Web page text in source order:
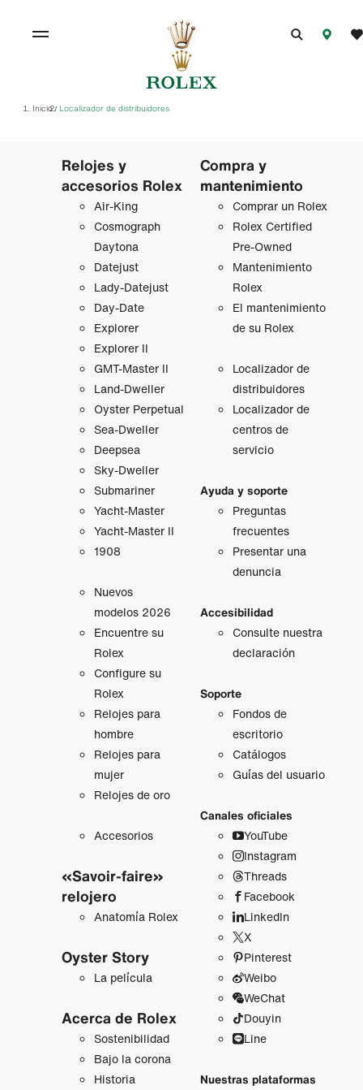
Inicio/ Localizador de distribuidores
Relojes y
accesorios Rolex
Air‑King
Cosmograph
Daytona
Datejust
Lady‑Datejust
Day-Date
Explorer
Explorer II
GMT‑Master II
Land-Dweller
Oyster Perpetual
Sea-Dweller
Deepsea
Sky-Dweller
Submariner
Yacht-Master
Yacht-Master II
1908
Nuevos
modelos 2026
Encuentre su
Rolex
Configure su
Rolex
Relojes para
hombre
Relojes para
mujer
Relojes de oro
Accesorios
«Savoir-faire»
relojero
Anatomía Rolex
Oyster Story
La película
Acerca de Rolex
Sostenibilidad
Bajo la corona
Historia
Compra y
mantenimiento
Comprar un Rolex
Rolex Certified
Pre-Owned
Mantenimiento
Rolex
El mantenimiento
de su Rolex
Localizador de
distribuidores
Localizador de
centros de
servicio
Ayuda y soporte
Preguntas
frecuentes
Presentar una
denuncia
Accesibilidad
Consulte nuestra
declaración
Soporte
Fondos de
escritorio
Catálogos
Guías del usuario
Canales oficiales
YouTube
Instagram
Threads
Facebook
LinkedIn
X
Pinterest
Weibo
WeChat
Douyin
Line
Nuestras plataformas